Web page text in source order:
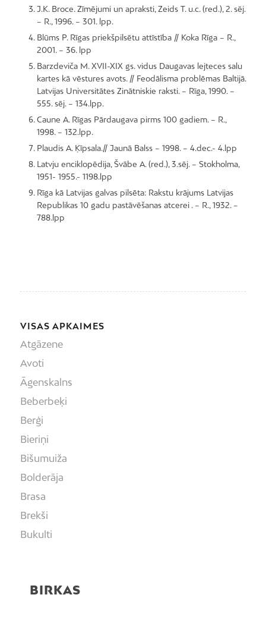
J.K. Broce. Zīmējumi un apraksti, Zeids T. u.c. (red.), 2. sēj.
– R., 1996. – 301. lpp.
Blūms P. Rīgas priekšpilsētu attīstība // Koka Rīga – R.,
2001. – 36. lpp
Barzdeviča M. XVII-XIX gs. vidus Daugavas lejteces salu
kartes kā vēstures avots. // Feodālisma problēmas Baltijā.
Latvijas Universitātes Zinātniskie raksti. – Rīga, 1990. –
555. sēj. – 134.lpp.
Caune A. Rīgas Pārdaugava pirms 100 gadiem. – R.,
1998. – 132.lpp.
Plaudis A. Ķīpsala.// Jaunā Balss – 1998. – 4.dec.- 4.lpp
Latvju enciklopēdija, Švābe A. (red.), 3.sēj. – Stokholma,
1951- 1955.- 1198.lpp
Rīga kā Latvijas galvas pilsēta: Rakstu krājums Latvijas
Republikas 10 gadu pastāvēšanas atcerei . – R., 1932. –
788.lpp
VISAS APKAIMES
Atgāzene
Avoti
Āgenskalns
Beberbeķi
Berģi
Bieriņi
Bišumuiža
Bolderāja
Brasa
Brekši
Bukulti
Čiekurkalns
BIRKAS